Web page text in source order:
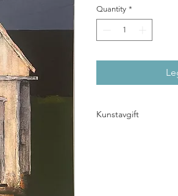
Quantity *
Kunstavgift